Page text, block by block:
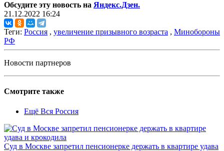
Обсудите эту новость на Яндекс.Дзен.
21.12.2022 16:24
Теги: Россия , увеличение призывного возраста , Минобороны
РФ
Новости партнеров
Смотрите также
Ещё Вся Россия
Суд в Москве запретил пенсионерке держать в квартире удава